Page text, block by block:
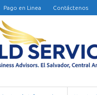
Pago en Linea Contáctenos